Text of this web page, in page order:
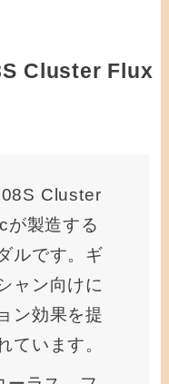
Cluster Flux
Cluster
製造する
ルです。ギ
ャン向けに
ン効果を提
ています。